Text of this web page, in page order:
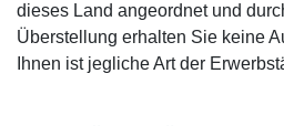
dieses Land angeordnet und
Überstellung erhalten Sie keine
Ihnen ist jegliche Art der